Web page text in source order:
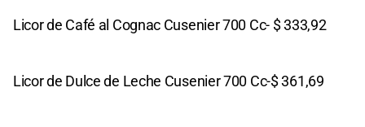
Licor de Café al Cognac Cusenier 700 Cc- $ 333,92
Licor de Dulce de Leche Cusenier 700 Cc-$ 361,69